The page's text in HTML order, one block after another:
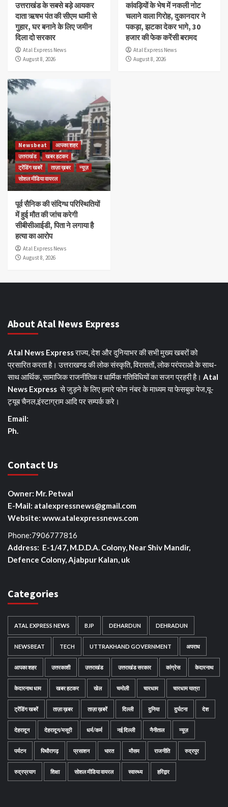
उत्तराखंड के सबसे बड़े आयकर
दाता ऋषभ पंत की सीएम धामी से
गुहार, घर बनाने के लिए जमीन
दिला दो सरकार
Atal Express News
August 8, 2026
कांवड़ियों के भेष में नकली नोट
चलाने वाला गिरोह, दुकानदार ने
पकड़ा, झटका देकर भागे, 30
हजार की फेक करेंसी बरामद
Atal Express News
August 8, 2026
Newsbeat
आपका शहर
उत्तराखंड
खबर हटकर
ट्रेंडिंग खबरें
ताज़ा ख़बर
न्यूज़
सोशल मीडिया वायरल
पूर्व सैनिक की संदिग्ध परिस्थितियों
में हुई मौत की जांच करेगी
सीबीसीआईडी, पिता ने लगाया है
हत्या का आरोप
Atal Express News
August 8, 2026
About Atal News Express
Atal News Expressराज्य, देश और दुनियाभर की सभी मुख्य खबरों को
प्रसारित करता है। उत्तराखण्ड की लोक संस्कृति, विरासतों, लोक परंपराओ के साथ-
साथ आर्थिक, सामाजिक राजनीतिक व धार्मिक गतिविधियों का सजग प्रहरी है। Atal
News Express से जुड़ने के लिए हमारे फोन नंबर के माध्यम या फेसबुक पेज,यू-
ट्यूब चैनल,इंस्टाग्राम आदि पर सम्पर्क करे।
Email:
Ph.
Contact Us
Owner: Mr. Petwal
E-Mail: atalexpressnews@gmail.com
Website: www.atalexpressnews.com
Phone:7906777816
Address: E-1/47, M.D.D.A. Colony, Near Shiv Mandir,
Defence Colony, Ajabpur Kalan, uk
Categories
ATAL EXPRESS NEWS BJP DEHARDUN DEHRADUN
NEWSBEAT TECH UTTRAKHAND GOVERNMENT अपराध
आपका शहर उत्तरकाशी उत्तराखंड उत्तराखंड सरकार कांग्रेस केदारनाथ
केदारनाथ धाम खबर हटकर खेल चमोली चारधाम चारधाम यात्रा
ट्रेंडिंग खबरें ताज़ा ख़बर ताज़ा ख़बरें दिल्ली दुनिया दुर्घटना देश
देहरादून देहरादून/मसूरी धर्म/कर्म नई दिल्ली नैनीताल न्यूज़
पर्यटन पिथौरागढ़ प्रसाशन भारत मौसम राजनीति रुद्रपुर
रुद्रप्रयाग शिक्षा सोशल मीडिया वायरल स्वास्थ्य हरिद्वार